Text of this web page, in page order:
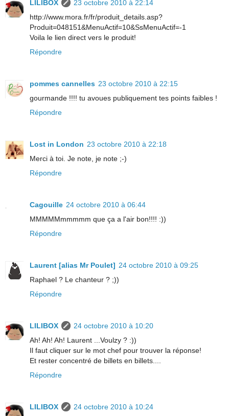
LILIBOX
23 octobre 2010 à 22:14
http://www.mora.fr/fr/produit_details.asp?
Produit=048151&MenuActif=10&SsMenuActif=-1
Voila le lien direct vers le produit!
Répondre
pommes cannelles 23 octobre 2010 à 22:15
gourmande !!!! tu avoues publiquement tes points faibles !
Répondre
Lost in London 23 octobre 2010 à 22:18
Merci à toi. Je note, je note ;-)
Répondre
Cagouille 24 octobre 2010 à 06:44
MMMMMmmmmm que ça a l'air bon!!!! :))
Répondre
Laurent [alias Mr Poulet] 24 octobre 2010 à 09:25
Raphael ? Le chanteur ? ;))
Répondre
LILIBOX
24 octobre 2010 à 10:20
Ah! Ah! Ah! Laurent ...Voulzy ? :))
Il faut cliquer sur le mot chef pour trouver la réponse!
Et rester concentré de billets en billets....
Répondre
LILIBOX
24 octobre 2010 à 10:24